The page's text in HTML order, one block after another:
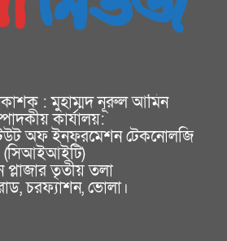
: মুহাম্মদ নূরুল আমিন
কার্যালয়:
অফ ইনফরমেশন টেকনোলজি
(সিআইআইটি)
তৃতীয় তলা
চরফ্যাশন, ভোলা।